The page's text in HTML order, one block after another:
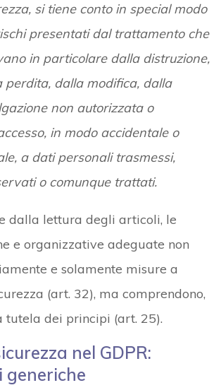
si tiene conto in special modo
presentati dal trattamento che
in particolare dalla distruzione,
perdita, dalla modifica, dalla
non autorizzata o
in modo accidentale o
a dati personali trasmessi,
o comunque trattati.
dalla lettura degli articoli, le
e organizzative adeguate non
e solamente misure a
(art. 32), ma comprendono,
tutela dei principi (art. 25).
nel GDPR:
generiche